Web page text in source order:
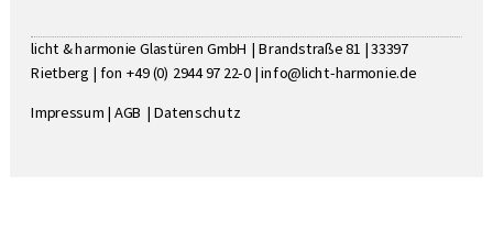
licht & harmonie Glastüren GmbH | Brandstraße 81 | 33397
Rietberg | fon +49 (0) 2944 97 22-0 |info@licht-harmonie.de
Impressum | AGB | Datenschutz